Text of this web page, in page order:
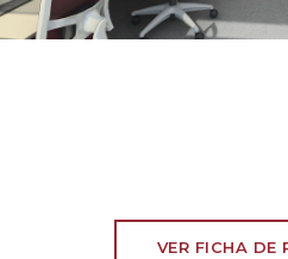
VER FICHA DE